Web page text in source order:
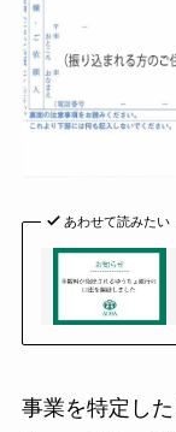
あわせて読みたい
事業を特定し